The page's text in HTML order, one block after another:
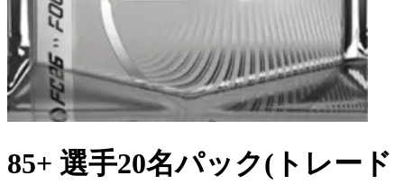
85+ 選手20名パック(トレード